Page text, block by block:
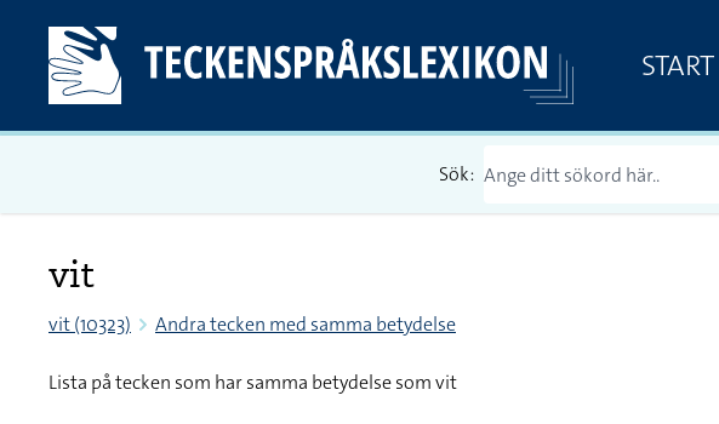
START
Sök:
vit
vit (10323) Andra tecken med samma betydelse
Lista på tecken som har samma betydelse som vit